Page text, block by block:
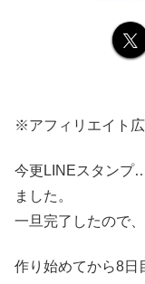
※アフィリエイト
今更LINEスタンプ
ました。
一旦完了したので
作り始めてから8日